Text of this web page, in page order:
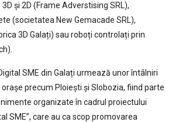
și 2D (Frame Adverstising SRL),
(societatea New Gemacade SRL),
3D Galați) sau roboți controlați prin
SME din Galați urmează unor întâlniri
precum Ploiești și Slobozia, fiind parte
organizate în cadrul proiectului
SME”, care au ca scop promovarea